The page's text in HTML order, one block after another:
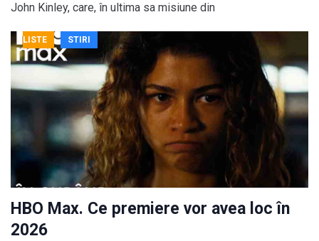
John Kinley, care, în ultima sa misiune din
LISTE STIRI
HBO Max. Ce premiere vor avea loc în
2026